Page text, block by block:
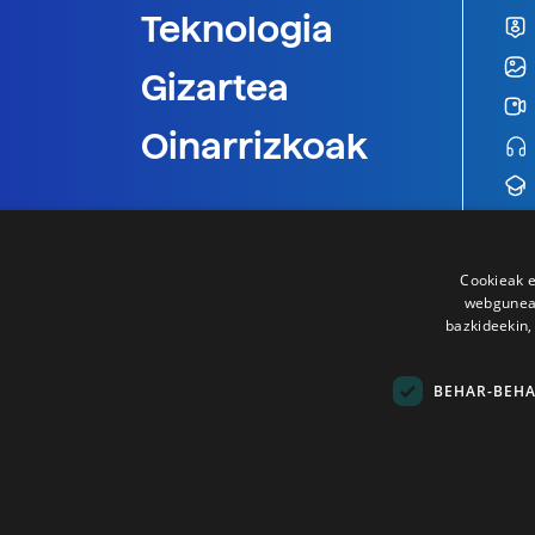
Teknologia
Gizartea
Oinarrizkoak
Cookieak
BEHAR-